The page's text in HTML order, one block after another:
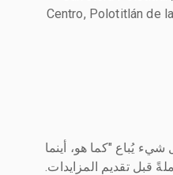
Centro, Polotitlán de
يُباع "كما هو، أينما
قبل تقديم المزايدات.